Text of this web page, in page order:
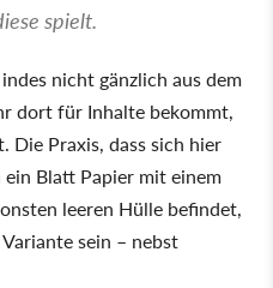
spielt.
nicht gänzlich aus dem
dort für Inhalte bekommt,
Die Praxis, dass sich hier
Blatt Papier mit einem
leeren Hülle befindet,
sein – nebst